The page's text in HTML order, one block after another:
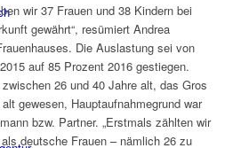
wir 37 Frauen und 38 Kindern bei
gewährt“, resümiert Andrea
Die Auslastung sei von
auf 85 Prozent 2016 gestiegen.
26 und 40 Jahre alt, das Gros
gewesen, Hauptaufnahmegrund war
bzw. Partner. „Erstmals zählten wir
deutsche Frauen – nämlich 26 zu